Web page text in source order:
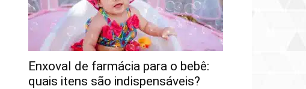
Enxoval de farmácia para o bebê:
quais itens são indispensáveis?